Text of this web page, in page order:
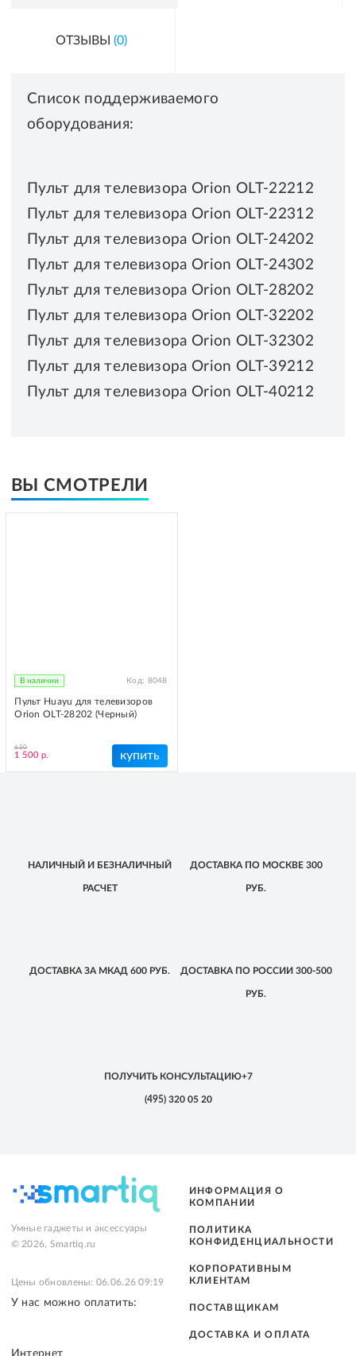
ОТЗЫВЫ (0)
Cписок поддерживаемого
оборудования:
Пульт для телевизора Orion OLT-22212
Пульт для телевизора Orion OLT-22312
Пульт для телевизора Orion OLT-24202
Пульт для телевизора Orion OLT-24302
Пульт для телевизора Orion OLT-28202
Пульт для телевизора Orion OLT-32202
Пульт для телевизора Orion OLT-32302
Пульт для телевизора Orion OLT-39212
Пульт для телевизора Orion OLT-40212
ВЫ СМОТРЕЛИ
В наличии Код: 8048
Пульт Huayu для телевизоров
Orion OLT-28202 (Черный)
650
1 500 р. купить
НАЛИЧНЫЙ И БЕЗНАЛИЧНЫЙ
РАСЧЕТ
ДОСТАВКАПО МОСКВЕ300
РУБ.
ДОСТАВКА ЗА МКАД 600 РУБ. ДОСТАВКАПО РОССИИ 300-500
РУБ.
ПОЛУЧИТЬ КОНСУЛЬТАЦИЮ+7
(495)320 05 20
Умные гаджеты и аксессуары
© 2026, Smartiq.ru
Цены обновлены: 06.06.26 09:19
У нас можно оплатить:
ИНФОРМАЦИЯ О
КОМПАНИИ
ПОЛИТИКА
КОНФИДЕНЦИАЛЬНОСТИ
КОРПОРАТИВНЫМ
КЛИЕНТАМ
ПОСТАВЩИКАМ
ДОСТАВКА И ОПЛАТА